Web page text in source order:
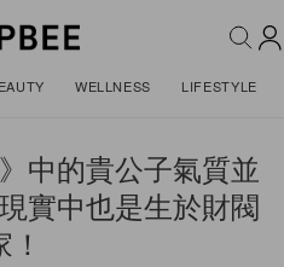
WELLNESS LIFESTYLE
中的貴公子氣質並
實中也是生於財閥
！